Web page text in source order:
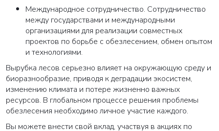
Международное сотрудничество. Сотрудничество
между государствами и международными
организациями для реализации совместных
проектов по борьбе с обезлесением, обмен опытом
и технологиями.
Вырубка лесов серьезно влияет на окружающую среду и
биоразнообразие, приводя к деградации экосистем,
изменению климата и потере жизненно важных
ресурсов. В глобальном процессе решения проблемы
обезлесения необходимо личное участие каждого.
Вы можете внести свой вклад, участвуя в акциях по